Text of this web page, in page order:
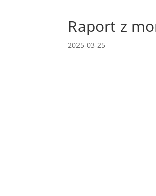
Raport z
2025-03-25